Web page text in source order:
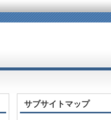
サブサイトマップ